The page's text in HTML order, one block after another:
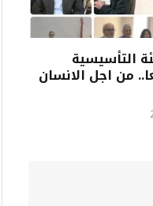
التأسيسية
من اجل الانسان